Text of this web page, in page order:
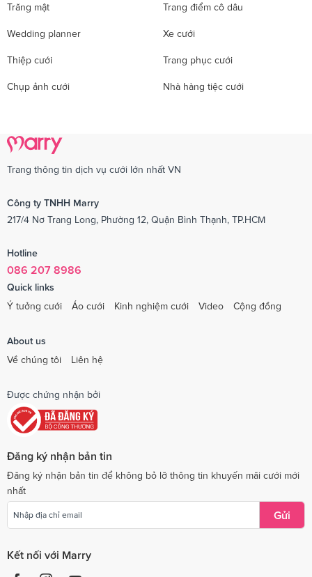
Trăng mật Trang điểm cô dâu
Wedding planner Xe cưới
Thiệp cưới Trang phục cưới
Chụp ảnh cưới Nhà hàng tiệc cưới
Trang thông tin dịch vụ cưới lớn nhất VN
Công ty TNHH Marry
217/4 Nơ Trang Long, Phường 12, Quận Bình Thạnh, TP.HCM
Hotline
086 207 8986
Quick links
Ý tưởng cưới
Áo cưới Kinh nghiệm cưới Video Cộng đồng
About us
Về chúng tôi
Liên hệ
Được chứng nhận bởi
Đăng ký nhận bản tin
Đăng ký nhận bản tin để không bỏ lỡ thông tin khuyến mãi cưới mới
nhất
Gửi
Kết nối với Marry